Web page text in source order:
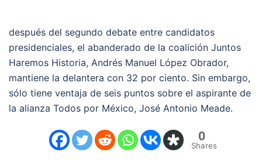
después del segundo debate entre candidatos
presidenciales, el abanderado de la coalición Juntos
Haremos Historia, Andrés Manuel López Obrador,
mantiene la delantera con 32 por ciento. Sin embargo,
sólo tiene ventaja de seis puntos sobre el aspirante de
la alianza Todos por México, José Antonio Meade.
0
Shares